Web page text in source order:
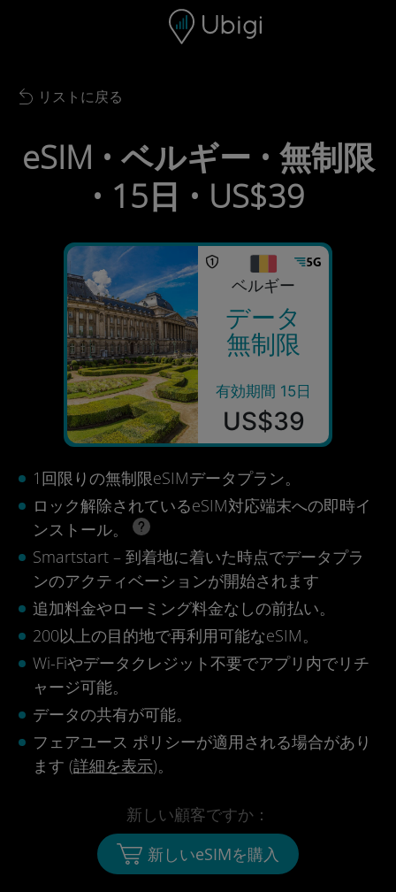
ナビゲーションバー フッター
Back to list
リストに戻る
eSIM • ベルギー • 無制限
• 15日 • US$39
ベルギー
データ
無制限
有効期間 15日
US$39
1回限りの無制限eSIMデータプラン。
ロック解除されているeSIM対応端末への即時イ
ンストール。
Smartstart – 到着地に着いた時点でデータプラ
ンのアクティベーションが開始されます
追加料金やローミング料金なしの前払い。
200以上の目的地で再利用可能なeSIM。
Wi-Fiやデータクレジット不要でアプリ内でリチ
ャージ可能。
データの共有が可能。
フェアユース ポリシーが適用される場合があり
ます (詳細を表示)。
新しい顧客ですか：
新しいeSIMを購入